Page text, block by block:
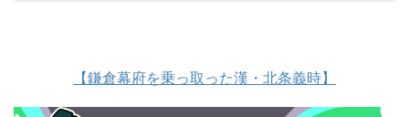
【鎌倉幕府を乗っ取った漢・北条義時】